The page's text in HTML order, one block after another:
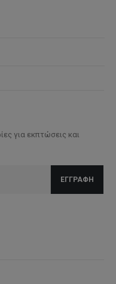
για εκπτώσεις και